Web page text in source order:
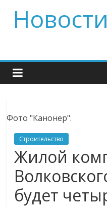
Фото "Канонер".
Строительство
Жилой
будет